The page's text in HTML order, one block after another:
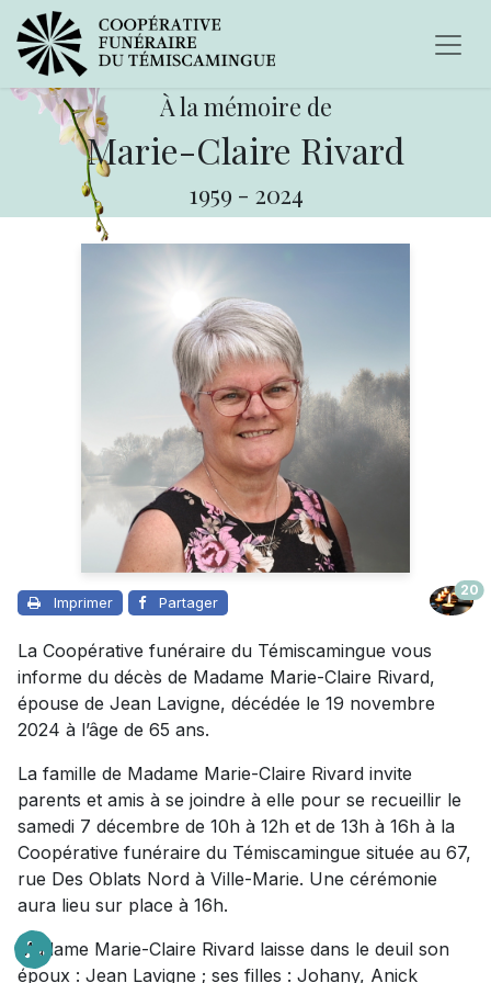
À la mémoire de
Marie-Claire Rivard
1959 - 2024
Imprimer Partager
20
La Coopérative funéraire du Témiscamingue vous
informe du décès de Madame Marie-Claire Rivard,
épouse de Jean Lavigne, décédée le 19 novembre
2024 à l’âge de 65 ans.
La famille de Madame Marie-Claire Rivard invite
parents et amis à se joindre à elle pour se recueillir le
samedi 7 décembre de 10h à 12h et de 13h à 16h à la
Coopérative funéraire du Témiscamingue située au 67,
rue Des Oblats Nord à Ville-Marie. Une cérémonie
aura lieu sur place à 16h.
Madame Marie-Claire Rivard laisse dans le deuil son
époux : Jean Lavigne ; ses filles : Johany, Anick